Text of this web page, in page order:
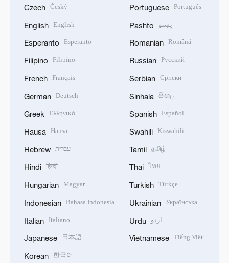
Czech Český
English English
Esperanto Esperanto
Filipino Filipino
French Français
German Deutsch
Greek Ελληνικά
Hausa Hausa
Hebrew עברית
Hindi हिन्दी
Hungarian Magyar
Indonesian Bahasa Indonesia
Italian Italiano
Japanese 日本語
Korean 한국어
Portuguese Português
Pashto پښتو
Romanian Română
Russian Русский
Serbian Српски
Sinhala සිංහල
Spanish Español
Swahili Kiswahili
Tamil தமிழ்
Thai ไทย
Turkish Türkçe
Ukrainian Українська
Urdu اردو
Vietnamese Tiếng Việt